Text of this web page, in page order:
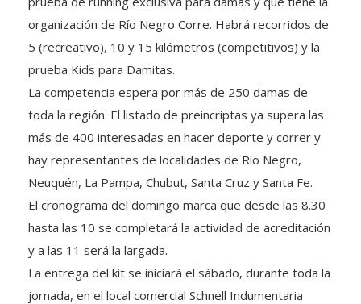
organización de Río Negro Corre. Habrá recorridos de
5 (recreativo), 10 y 15 kilómetros (competitivos) y la
prueba Kids para Damitas.
La competencia espera por más de 250 damas de
toda la región. El listado de preincriptas ya supera las
más de 400 interesadas en hacer deporte y correr y
hay representantes de localidades de Río Negro,
Neuquén, La Pampa, Chubut, Santa Cruz y Santa Fe.
El cronograma del domingo marca que desde las 8.30
hasta las 10 se completará la actividad de acreditación
y a las 11 será la largada.
La entrega del kit se iniciará el sábado, durante toda la
jornada, en el local comercial Schnell Indumentaria